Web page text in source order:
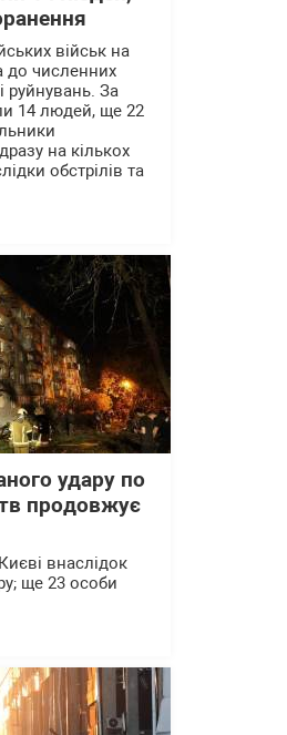
військ на
до численних
руйнувань. За
14 людей, ще 22
на кількох
обстрілів та
удару по
продовжує
внаслідок
ще 23 особи